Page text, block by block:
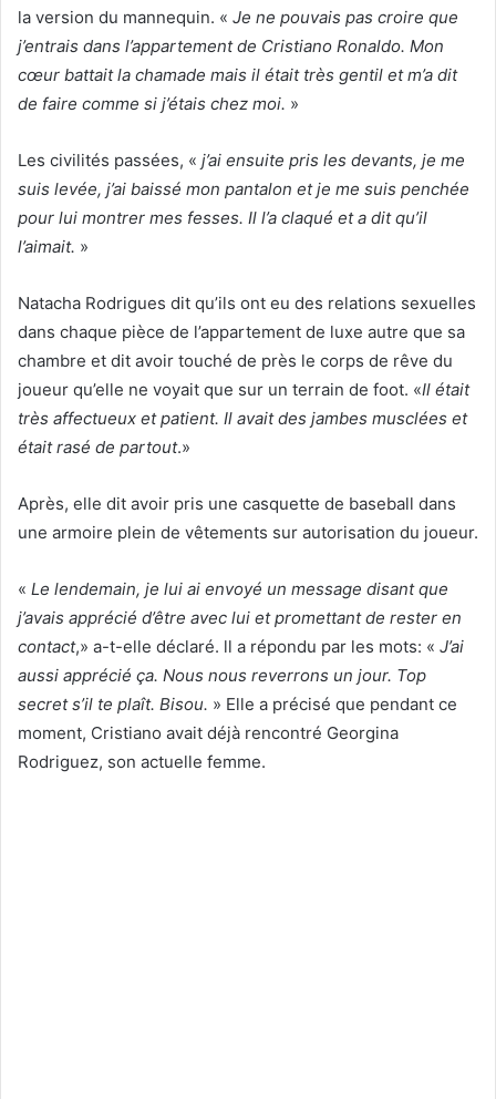
la version du mannequin. « Je ne pouvais pas croire que
j’entrais dans l’appartement de Cristiano Ronaldo. Mon
cœur battait la chamade mais il était très gentil et m’a dit
de faire comme si j’étais chez moi. »
Les civilités passées, « j’ai ensuite pris les devants, je me
suis levée, j’ai baissé mon pantalon et je me suis penchée
pour lui montrer mes fesses. Il l’a claqué et a dit qu’il
l’aimait. »
Natacha Rodrigues dit qu’ils ont eu des relations sexuelles
dans chaque pièce de l’appartement de luxe autre que sa
chambre et dit avoir touché de près le corps de rêve du
joueur qu’elle ne voyait que sur un terrain de foot. «Il était
très affectueux et patient. Il avait des jambes musclées et
était rasé de partout.»
Après, elle dit avoir pris une casquette de baseball dans
une armoire plein de vêtements sur autorisation du joueur.
« Le lendemain, je lui ai envoyé un message disant que
j’avais apprécié d’être avec lui et promettant de rester en
contact,» a-t-elle déclaré. ll a répondu par les mots: « J’ai
aussi apprécié ça. Nous nous reverrons un jour. Top
secret s’il te plaît. Bisou. » Elle a précisé que pendant ce
moment, Cristiano avait déjà rencontré Georgina
Rodriguez, son actuelle femme.